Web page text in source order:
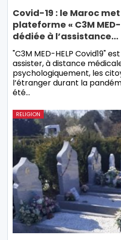
Covid-19 : le Maroc
plateforme « C3M MED-
dédiée à l’assistance…
"C3M MED-HELP Covid19"
assister, à distance
psychologiquement, les
l’étranger durant la
été…
RELIGION